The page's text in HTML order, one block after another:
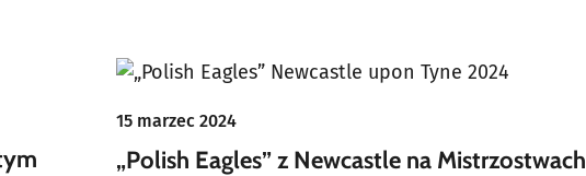
15 marzec 2024
„Polish Eagles” z Newcastle na Mistrzostwach